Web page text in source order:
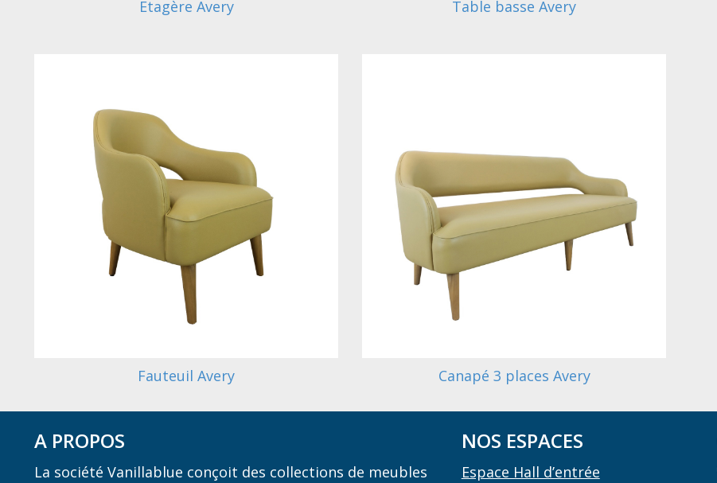
Etagère Avery Table basse Avery
Fauteuil Avery Canapé 3 places Avery
A PROPOS
La société Vanillablue conçoit des collections de meubles
NOS ESPACES
Espace Hall d’entrée